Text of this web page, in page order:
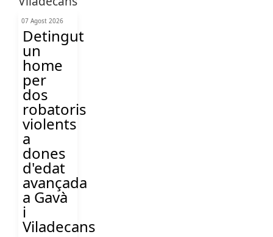
07 Agost 2026
Detingut
un
home
per
dos
robatoris
violents
a
dones
d'edat
avançada
a Gavà
i
Viladecans